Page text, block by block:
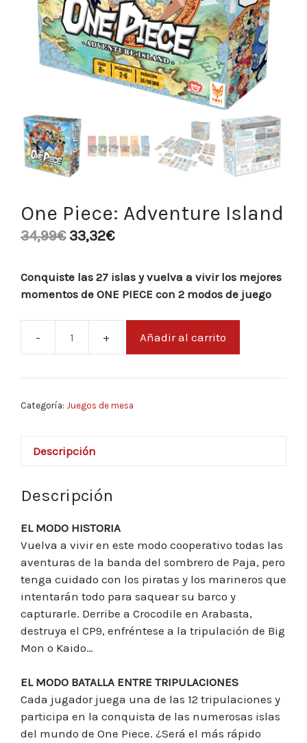
One Piece: Adventure Island
34,99€ 33,32€
Conquiste las 27 islas y vuelva a vivir los mejores
momentos de ONE PIECE con 2 modos de juego
One
Adventure
cantidad
Añadir al carrito
Categoría: Juegos de mesa
Descripción
Descripción
EL MODO HISTORIA
Vuelva a vivir en este modo cooperativo todas las
aventuras de la banda del sombrero de Paja, pero
tenga cuidado con los piratas y los marineros que
intentarán todo para saquear su barco y
capturarle. Derribe a Crocodile en Arabasta,
destruya el CP9, enfréntese a la tripulación de Big
Mon o Kaido…
EL MODO BATALLA ENTRE TRIPULACIONES
Cada jugador juega una de las 12 tripulaciones y
participa en la conquista de las numerosas islas
del mundo de One Piece. ¿Será el más rápido